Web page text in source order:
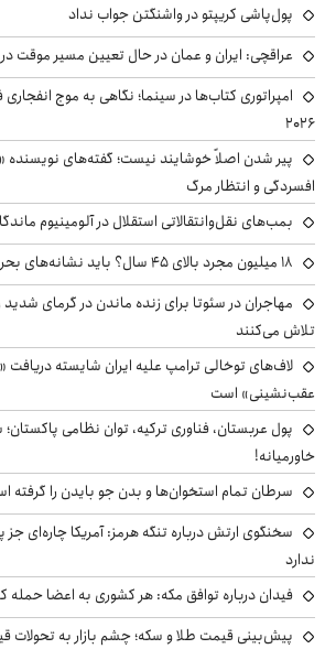
پول‌پاشی کریپتو در واشنگتن جواب نداد
عراقچی: ایران و عمان در حال تعیین مسیر موقت
امپراتوری کتاب‌ها در سینما؛ نگاهی به موج
۲۰۲۶
پیر شدن اصلاً خوشایند نیست؛ گفته‌های نویسنده
افسردگی و انتظار مرگ
بمب‌های نقل‌وانتقالاتی استقلال در آلومینیوم
۱۸ میلیون مجرد بالای ۴۵ سال؟ باید نشانه‌های بحران اجتماعی را جدی گرفت
مهاجران در سئوتا برای زنده ماندن در گرمای
تلاش می‌کنند
لاف‌های توخالی ترامپ علیه ایران شایسته دریافت
عقب‌نشینی» است
پول عربستان، فناوری ترکیه، توان نظامی
خاورمیانه!
سرطان تمام استخوان‌ها و بدن جو بایدن را گرفته
سخنگوی ارتش درباره تنگه هرمز: آمریکا چاره‌ای
ندارد
فیدان درباره توافق مکه: هر کشوری به اعضا
پیش‌بینی قیمت طلا و سکه؛ چشم بازار به تحولات